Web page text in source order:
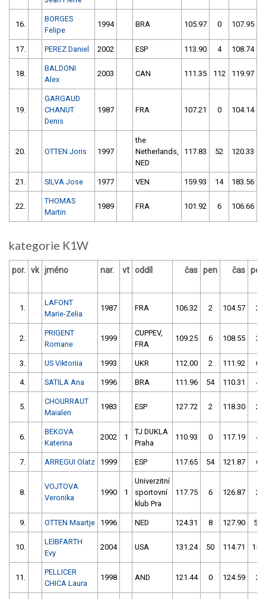
16.
BORGES
Felipe
1994 BRA 105.97 0 107.95
17. PEREZ Daniel 2002 ESP 113.90 4 108.74
18.
BALDONI
Alex
2003 CAN 111.35 112 119.97
19.
GARGAUD
CHANUT
Denis
1987 FRA 107.21 0 104.14
20. OTTEN Joris 1997
the
Netherlands,
NED
117.83 52 120.33
21. SILVA Jose 1977 VEN 159.93 14 183.56
22.
THOMAS
Martin
1989 FRA 101.92 6 106.66
kategorie K1W
por. vk jméno nar. vt oddíl čas pen čas pen
1.
LAFONT
Marie-Zelia
1987 FRA 106.32 2 104.57 2
2.
PRIGENT
Romane
1999
CUPPEV,
FRA
109.25 6 108.55 2
3. US Viktoriia 1993 UKR 112.00 2 111.92 0
4. SATILA Ana 1996 BRA 111.96 54 110.31 4
5.
CHOURRAUT
Maialen
1983 ESP 127.72 2 118.30 2
6.
BEKOVA
Katerina
2002 1
TJ DUKLA
Praha
110.93 0 117.19 4
7. ARREGUI Olatz 1999 ESP 117.65 54 121.87 6
8.
VOJTOVA
Veronika
1990 1
Univerzitní
sportovní
klub Pra
117.75 6 126.87 2
9. OTTEN Maartje 1996 NED 124.31 8 127.90 58
10.
LEIBFARTH
Evy
2004 USA 131.24 50 114.71 154
11.
PELLICER
CHICA Laura
1998 AND 121.44 0 124.59 2